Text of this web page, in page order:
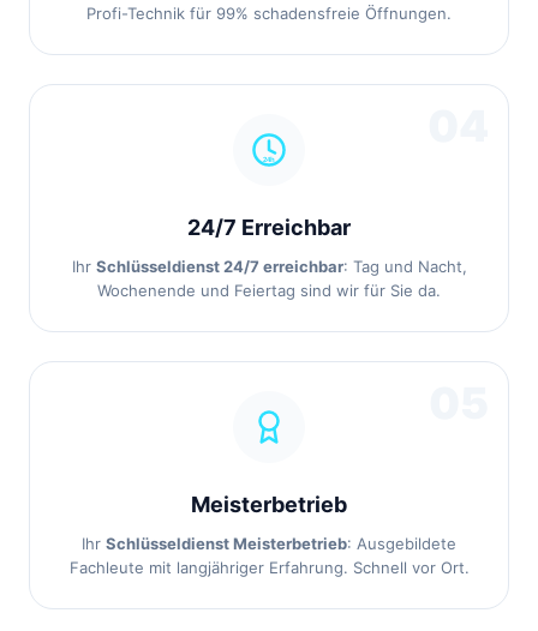
Profi-Technik für 99% schadensfreie Öffnungen.
24/7 Erreichbar
Ihr Schlüsseldienst 24/7 erreichbar: Tag und Nacht,
Wochenende und Feiertag sind wir für Sie da.
Meisterbetrieb
Ihr Schlüsseldienst Meisterbetrieb: Ausgebildete
Fachleute mit langjähriger Erfahrung. Schnell vor Ort.